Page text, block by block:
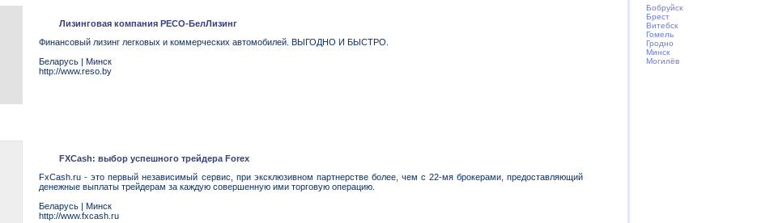
Лизинговая компания РЕСО-БелЛизинг
Финансовый лизинг легковых и коммерческих автомобилей. ВЫГОДНО И БЫСТРО.
Беларусь | Минск
http://www.reso.by
FXCash: выбор успешного трейдера Forex
FxCash.ru - это первый независимый сервис, при эксклюзивном партнерстве более, чем с 22-мя брокерами, предоставляющий
денежные выплаты трейдерам за каждую совершенную ими торговую операцию.
Беларусь | Минск
http://www.fxcash.ru
Бобруйск
Брест
Витебск
Гомель
Гродно
Минск
Могилёв